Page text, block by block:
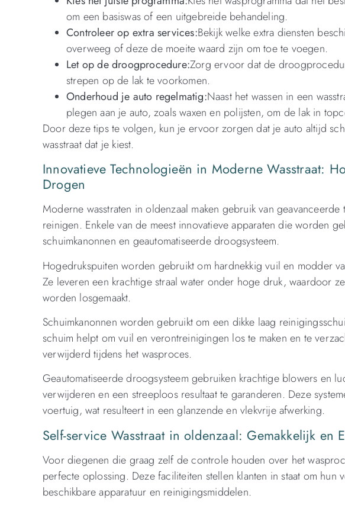
om een basiswas of een uitgebreide behandeling.
Controleer op extra services:Bekijk welke extra diensten
overweeg of deze de moeite waard zijn om toe te voegen.
Let op de droogprocedure:Zorg ervoor dat de
strepen op de lak te voorkomen.
Onderhoud je auto regelmatig:Naast het wassen in een
plegen aan je auto, zoals waxen en polijsten, om de lak in
Door deze tips te volgen, kun je ervoor zorgen dat je auto altijd
wasstraat dat je kiest.
Innovatieve Technologieën in Moderne Wasstraat:
Drogen
Moderne wasstraten in oldenzaal maken gebruik van
reinigen. Enkele van de meest innovatieve apparaten die worden
schuimkanonnen en geautomatiseerde droogsysteem.
Hogedrukspuiten worden gebruikt om hardnekkig vuil en modder
Ze leveren een krachtige straal water onder hoge druk, waardoor
worden losgemaakt.
Schuimkanonnen worden gebruikt om een dikke laag
schuim helpt om vuil en verontreinigingen los te maken en te
verwijderd tijdens het wasproces.
Geautomatiseerde droogsysteem gebruiken krachtige blowers en
verwijderen en een streeploos resultaat te garanderen. Deze
voertuig, wat resulteert in een glanzende en vlekvrije afwerking.
Self-service Wasstraat in oldenzaal: Gemakkelijk en
Voor diegenen die graag zelf de controle houden over het
perfecte oplossing. Deze faciliteiten stellen klanten in staat om hun
beschikbare apparatuur en reinigingsmiddelen.